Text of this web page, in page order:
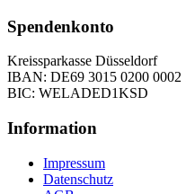
Spendenkonto
Kreissparkasse Düsseldorf
IBAN: DE69 3015 0200 0002
BIC: WELADED1KSD
Information
Impressum
Datenschutz